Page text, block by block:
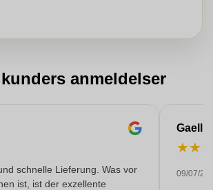
anmeldelser
Lieferung. Was vor
ist, ist der exzellente
Gaelle
★★
09/07/